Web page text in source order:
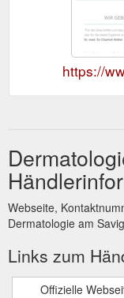
https://
Webseite,
Dermatologie am
Links zum
Offizielle